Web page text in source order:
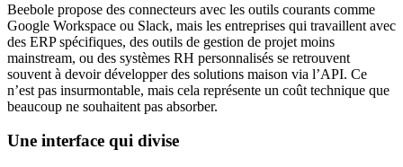
Beebole propose des connecteurs avec les outils courants comme
Google Workspace ou Slack, mais les entreprises qui travaillent avec
des ERP spécifiques, des outils de gestion de projet moins
mainstream, ou des systèmes RH personnalisés se retrouvent
souvent à devoir développer des solutions maison via l’API. Ce
n’est pas insurmontable, mais cela représente un coût technique que
beaucoup ne souhaitent pas absorber.
Une interface qui divise